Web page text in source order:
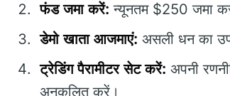
फंड जमा करें: न्यूनतम $250 जमा
डेमो खाता आजमाएं: असली धन का
ट्रेडिंग पैरामीटर सेट करें: अपनी
अनुकूलित करें।